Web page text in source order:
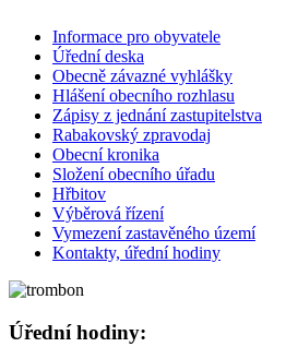
Informace pro obyvatele
Úřední deska
Obecně závazné vyhlášky
Hlášení obecního rozhlasu
Zápisy z jednání zastupitelstva
Rabakovský zpravodaj
Obecní kronika
Složení obecního úřadu
Hřbitov
Výběrová řízení
Vymezení zastavěného území
Kontakty, úřední hodiny
Úřední hodiny: